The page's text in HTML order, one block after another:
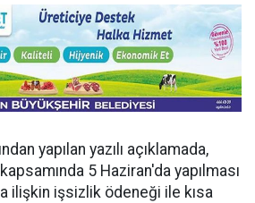
yapılan yazılı açıklamada,
5 Haziran'da yapılması
ilişkin işsizlik ödeneği ile kısa